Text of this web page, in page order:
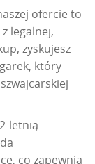
ofercie to
legalnej,
zyskujesz
który
letnią
co zapewnia